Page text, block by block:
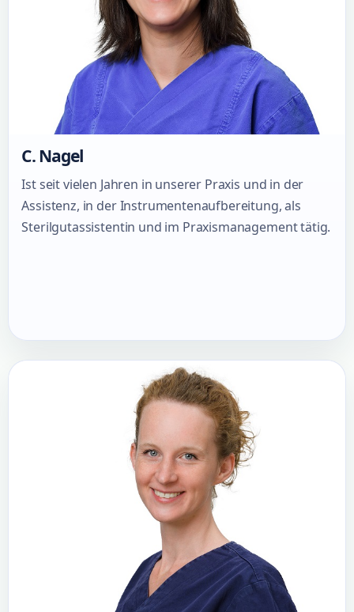
C. Nagel
Ist seit vielen Jahren in unserer Praxis und in der
Assistenz, in der Instrumentenaufbereitung, als
Sterilgutassistentin und im Praxismanagement tätig.